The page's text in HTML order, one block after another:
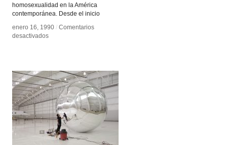
homosexualidad en la América
contemporánea. Desde el inicio
enero 16, 1990 / Comentarios
desactivadosen
enero 16, 1990 / Comentarios
desactivadosen